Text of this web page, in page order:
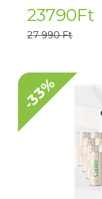
23790Ft
27 990 Ft
-33%